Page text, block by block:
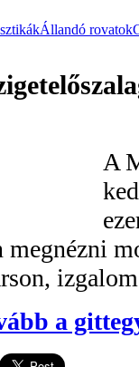
Állandó rovatok
A
megnézni
a